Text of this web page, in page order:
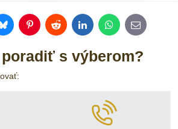
BlueskyPinterestRedditLinkedInWhatsApp
E-
mail
s výberom?